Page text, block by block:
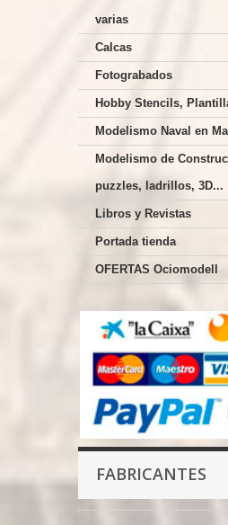
varias
Calcas
Fotograbados
Hobby Stencils,
Modelismo Naval en
Modelismo de
puzzles, ladrillos, 3D...
Libros y Revistas
Portada tienda
OFERTAS Ociomodell
FABRICANTES